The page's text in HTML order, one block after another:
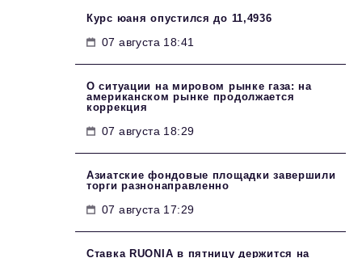
Курс юаня опустился до 11,4936
07 августа 18:41
О ситуации на мировом рынке газа: на
американском рынке продолжается
коррекция
07 августа 18:29
Азиатские фондовые площадки завершили
торги разнонаправленно
07 августа 17:29
Ставка RUONIA в пятницу держится на